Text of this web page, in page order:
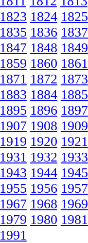
1823 1824 1825
1835 1836 1837
1847 1848 1849
1859 1860 1861
1871 1872 1873
1883 1884 1885
1895 1896 1897
1907 1908 1909
1919 1920 1921
1931 1932 1933
1943 1944 1945
1955 1956 1957
1967 1968 1969
1979 1980 1981
1991